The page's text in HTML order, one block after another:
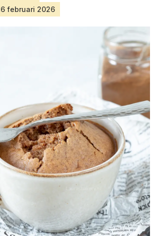
februari 2026